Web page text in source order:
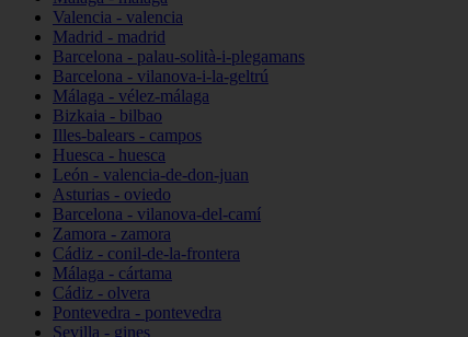
Valencia - valencia
Madrid - madrid
Barcelona - palau-solità-i-plegamans
Barcelona - vilanova-i-la-geltrú
Málaga - vélez-málaga
Bizkaia - bilbao
Illes-balears - campos
Huesca - huesca
León - valencia-de-don-juan
Asturias - oviedo
Barcelona - vilanova-del-camí
Zamora - zamora
Cádiz - conil-de-la-frontera
Málaga - cártama
Cádiz - olvera
Pontevedra - pontevedra
Sevilla - gines